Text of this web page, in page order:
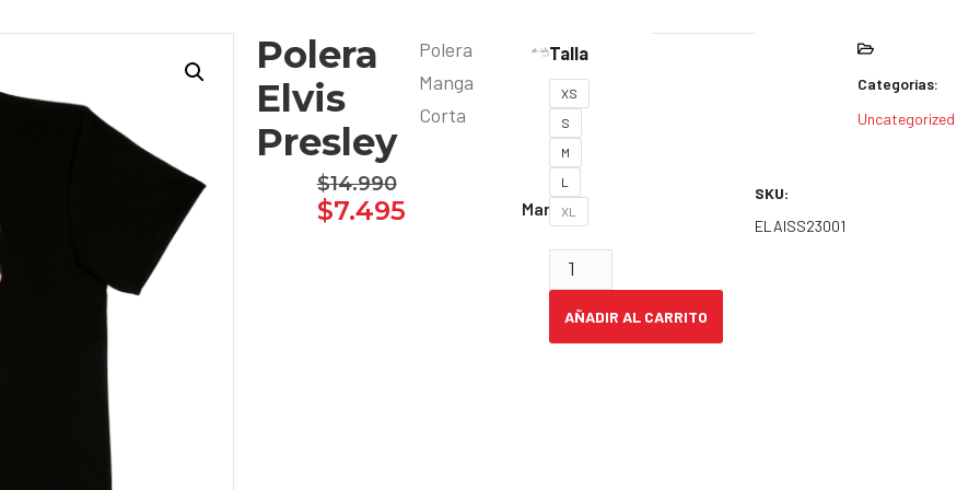
Polera
Elvis
Presley
$14.990
$7.495
Polera
Manga
Corta
Marca:
Talla
XS
S
M
L
XL
AÑADIR AL CARRITO
SKU:
ELAISS23001
Categorías:
Uncategorized